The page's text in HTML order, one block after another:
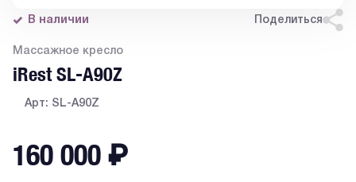
В наличии Поделиться
Массажное кресло
iRest SL-A90Z
Арт: SL-A90Z
160 000 ₽